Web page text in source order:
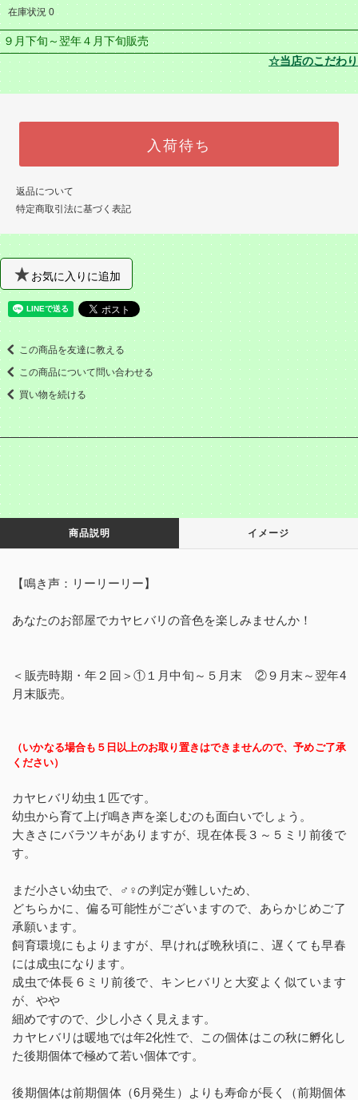
在庫状況 0
９月下旬～翌年４月下旬販売
☆当店のこだわり
入荷待ち
返品について
特定商取引法に基づく表記
お気に入りに追加
この商品を友達に教える
この商品について問い合わせる
買い物を続ける
商品説明 イメージ
【鳴き声：リーリーリー】
あなたのお部屋でカヤヒバリの音色を楽しみませんか！
＜販売時期・年２回＞①１月中旬～５月末 ②９月末～翌年4
月末販売。
（いかなる場合も５日以上のお取り置きはできませんので、予めご了承
ください）
カヤヒバリ幼虫１匹です。
幼虫から育て上げ鳴き声を楽しむのも面白いでしょう。
大きさにバラツキがありますが、現在体長３～５ミリ前後で
す。
まだ小さい幼虫で、♂♀の判定が難しいため、
どちらかに、偏る可能性がございますので、あらかじめご了
承願います。
飼育環境にもよりますが、早ければ晩秋頃に、遅くても早春
には成虫になります。
成虫で体長６ミリ前後で、キンヒバリと大変よく似ています
が、やや
細めですので、少し小さく見えます。
カヤヒバリは暖地では年2化性で、この個体はこの秋に孵化し
た後期個体で極めて若い個体です。
後期個体は前期個体（6月発生）よりも寿命が長く（前期個体